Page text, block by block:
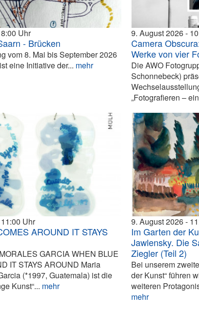
8:00
- Brücken
vom 8. Mai bis September 2026
eine Initiative der... mehr
9. August 2026
Camera
Werke von vier
Die AWO
Schonnebeck)
„Fotografieren –
11:00
AROUND IT STAYS
GARCIA WHEN BLUE
IT STAYS AROUND Maria
(*1997, Guatemala) ist die
Kunst“... mehr
9. August 2026
Im Garten der
Jawlensky. Die
Ziegler (Teil 2)
Bei unserem
der Kunst“ führen
weiteren
mehr